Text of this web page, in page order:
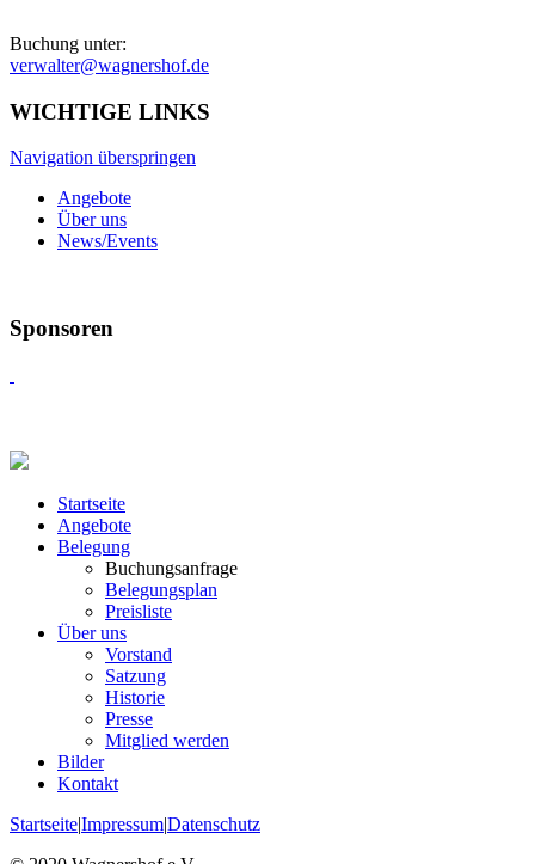
Buchung unter:
verwalter@wagnershof.de
WICHTIGE LINKS
Navigation überspringen
Angebote
Über uns
News/Events
Sponsoren
Startseite
Angebote
Belegung
Buchungsanfrage
Belegungsplan
Preisliste
Über uns
Vorstand
Satzung
Historie
Presse
Mitglied werden
Bilder
Kontakt
Startseite|Impressum|Datenschutz